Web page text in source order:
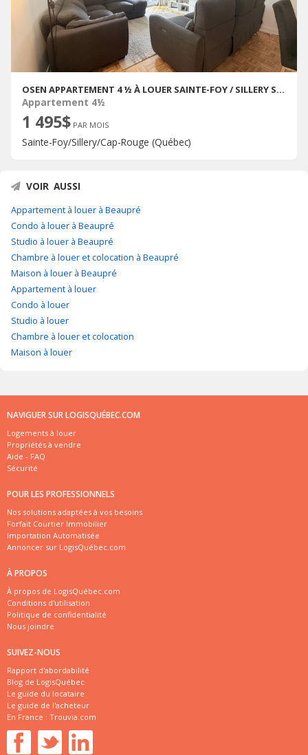
OSEN APPARTEMENT 4 ½ À LOUER SAINTE-FOY / SILLERY SEPTEMBRE 2026
Appartement 4½
1 495$ PAR MOIS
Sainte-Foy/Sillery/Cap-Rouge (Québec)
VOIR AUSSI
Appartement à louer à Beaupré
Condo à louer à Beaupré
Studio à louer à Beaupré
Chambre à louer et colocation à Beaupré
Maison à louer à Beaupré
Appartement à louer
Condo à louer
Studio à louer
Chambre à louer et colocation
Maison à louer
NAVIGUER SUR LOGISQUÉBEC.COM
Logements à louer
Propriétés à vendre
Aide - FAQ
Sécurité
POUR LES PROFESSIONNELS
Nos solutions adaptées à vos besoins
Forfait Courtier Immobilier
Importation Automatisée
Annoncer sur LogisQuébec.com
À PROPOS
À propos de LogisQuébec.com
Conditions d'utilisation
Politique de confidentialité
Nous joindre
SUIVEZ-NOUS
Rapport d'abordabilité
Blog de LogisQuébec
Le guide du locataire
Le guide de l'acheteur
En France : Trouvia.com